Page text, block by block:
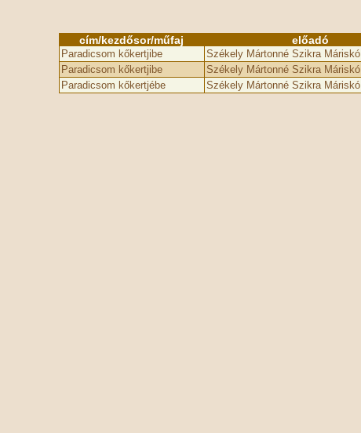
cím/kezdősor/műfaj előadó
Paradicsom kőkertjibe Székely Mártonné Szikra Máriskó
Paradicsom kőkertjibe­­
Székely Mártonné Szikra Máriskó
Paradicsom kőkertjébe
Székely Mártonné Szikra Máriskó